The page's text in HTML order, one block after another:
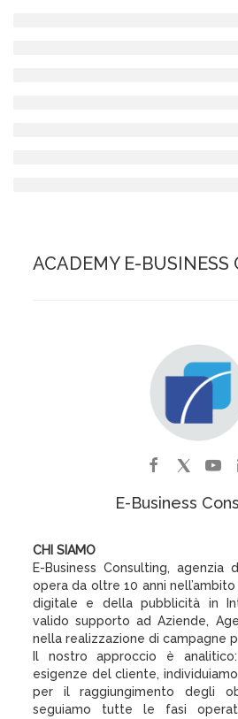
ACADEMY E-BUSINESS
E-Business
CHI SIAMO
E-Business Consulting, agenzia
opera da oltre 10 anni
digitale e della pubblicità in
valido supporto ad Aziende,
nella realizzazione di campagne
Il nostro approccio è
esigenze del cliente,
per il raggiungimento degli
seguiamo tutte le fasi